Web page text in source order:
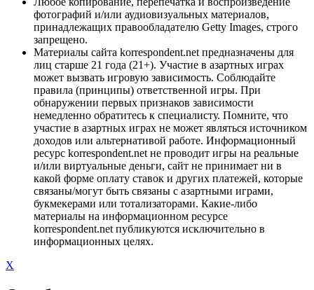
фотографий и/или аудиовизуальных материалов,
принадлежащих правообладателю Getty Images, строго
запрещено.
Материалы сайта korrespondent.net предназначены для
лиц старше 21 года (21+). Участие в азартных играх
может вызвать игровую зависимость. Соблюдайте
правила (принципы) ответственной игры. При
обнаружении первых признаков зависимости
немедленно обратитесь к специалисту. Помните, что
участие в азартных играх не может являться источником
доходов или альтернативой работе. Информационный
ресурс korrespondent.net не проводит игры на реальные
и/или виртуальные деньги, сайт не принимает ни в
какой форме оплату ставок и других платежей, которые
связаны/могут быть связаны с азартными играми,
букмекерами или тотализаторами. Какие-либо
материалы на информационном ресурсе
korrespondent.net публикуются исключительно в
информационных целях.
X